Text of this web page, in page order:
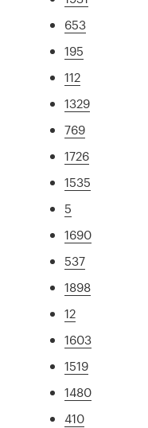
653
195
112
1329
769
1726
1535
5
1690
537
1898
12
1603
1519
1480
410